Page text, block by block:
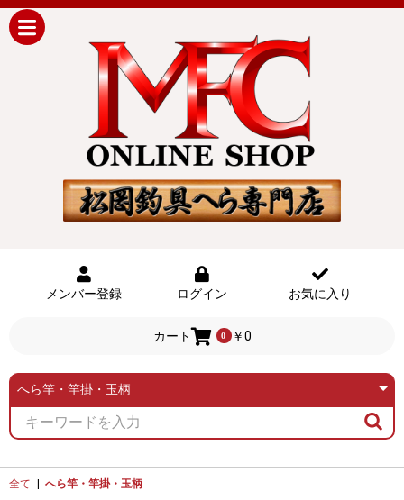
メンバー登録 ログイン お気に入り
カート 0 ￥0
全て へら竿・竿掛・玉柄